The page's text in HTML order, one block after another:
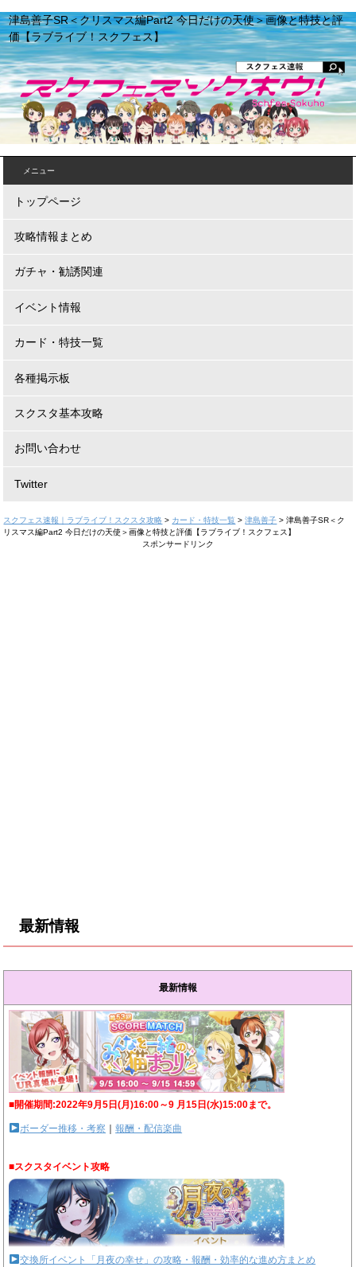
津島善子SR＜クリスマス編Part2 今日だけの天使＞画像と特技と評
価【ラブライブ！スクフェス】
メニュー
トップページ
攻略情報まとめ
ガチャ・勧誘関連
イベント情報
カード・特技一覧
各種掲示板
スクスタ基本攻略
お問い合わせ
Twitter
スクフェス速報｜ラブライブ！スクスタ攻略 > カード・特技一覧 >津島善子 >津島善子SR＜ク
リスマス編Part2 今日だけの天使＞画像と特技と評価【ラブライブ！スクフェス】
スポンサードリンク
最新情報
最新情報
■開催期間:2022年9月5日(月)16:00～9 月15日(水)15:00まで。
ボーダー推移・考察 ｜報酬・配信楽曲
■スクスタイベント攻略
交換所イベント「月夜の幸せ」の攻略・報酬・効率的な進め方まとめ